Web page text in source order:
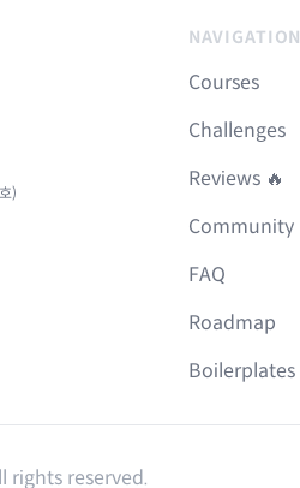
)
NAVIGATION
Courses
Challenges
Reviews 🔥
Community
FAQ
Roadmap
Boilerplates
rights reserved.